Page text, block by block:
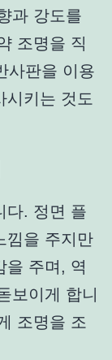
과 강도를
조명을 직
사판을 이용
시키는 것도
다. 정면 플
낌을 주지만
을 주며, 역
보이게 합니
조명을 조